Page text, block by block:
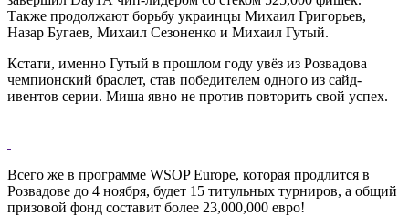
Также продолжают борьбу украинцы Михаил Григорьев,
Назар Бугаев, Михаил Сезоненко и Михаил Гутый.
Кстати, именно Гутый в прошлом году увёз из Розвадова
чемпионский браслет, став победителем одного из сайд-
ивентов серии. Миша явно не против повторить свой успех.
Всего же в программе WSOP Europe, которая продлится в
Розвадове до 4 ноября, будет 15 титульных турниров, а общий
призовой фонд составит более 23,000,000 евро!